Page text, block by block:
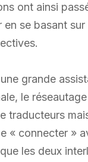
ont ainsi
en se basant sur
grande
le
traducteurs
« connecter »
les deux